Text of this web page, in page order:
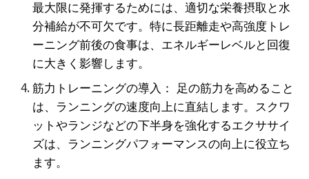
最大限に発揮するためには、適切な栄養摂取と水
分補給が不可欠です。特に長距離走や高強度トレ
ーニング前後の食事は、エネルギーレベルと回復
に大きく影響します。
筋力トレーニングの導入： 足の筋力を高めること
は、ランニングの速度向上に直結します。スクワ
ットやランジなどの下半身を強化するエクササイ
ズは、ランニングパフォーマンスの向上に役立ち
ます。